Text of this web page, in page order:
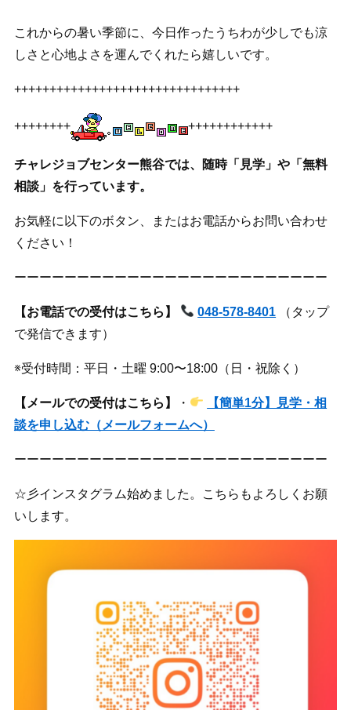
これからの暑い季節に、今日作ったうちわが少しでも涼
しさと心地よさを運んでくれたら嬉しいです。
++++++++++++++++++++++++++++++++
++++++++ ++++++++++++
チャレジョブセンター熊谷では、随時「見学」や「無料
相談」を行っています。
お気軽に以下のボタン、またはお電話からお問い合わせ
ください！
ーーーーーーーーーーーーーーーーーーーーーーーーー
【お電話での受付はこちら】 048-578-8401 （タップ
で発信できます）
※受付時間：平日・土曜 9:00〜18:00（日・祝除く）
【メールでの受付はこちら】 ・
【簡単1分】見学・相
談を申し込む（メールフォームへ）
ーーーーーーーーーーーーーーーーーーーーーーーーー
☆彡インスタグラム始めました。こちらもよろしくお願
いします。